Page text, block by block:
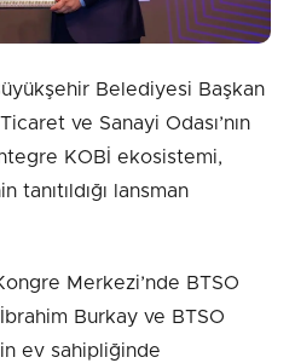
Belediyesi Başkan
ve Sanayi Odası’nın
KOBİ ekosistemi,
tanıtıldığı lansman
Merkezi’nde BTSO
Burkay ve BTSO
ev sahipliğinde